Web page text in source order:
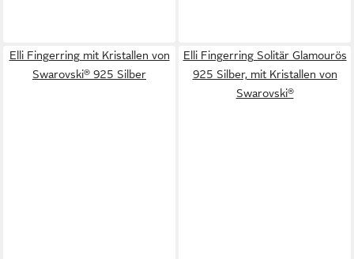
Elli Fingerring mit Kristallen von
Swarovski® 925 Silber
Elli Fingerring Solitär Glamourös
925 Silber, mit Kristallen von
Swarovski®